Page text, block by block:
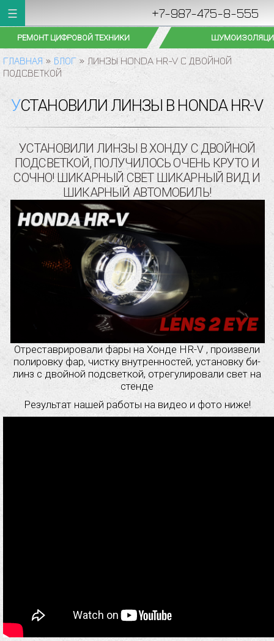
+7-987-475-8-555
РЕМОНТ ЦИФРОВОЙ ТЕХНИКИ
ГЛАВНАЯ » БЛОГ » ЛИНЗЫ HONDA HR-V С ДВОЙНОЙ
ПОДСВЕТКОЙ
УСТАНОВИЛИ ЛИНЗЫ В HONDA HR-V
УСТАНОВИЛИ ЛИНЗЫ В ХОНДУ С ДВОЙНОЙ
ПОДСВЕТКОЙ, ПОЛУЧИЛОСЬ ОЧЕНЬ КРУТО И
СОЧНО! ШИКАРНЫЙ СВЕТ ШИКАРНЫЙ ВИД И
ШИКАРНЫЙ АВТОМОБИЛЬ!
Отреставрировали фары на Хонде HR-V , произвели
полировку фар, чистку внутренностей, установку би-
линз с двойной подсветкой, отрегулировали свет на
стенде
Результат нашей работы на видео и фото ниже!